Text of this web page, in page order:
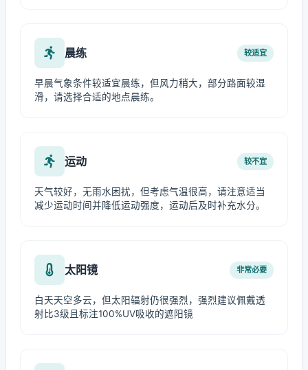
晨练 较适宜
早晨气象条件较适宜晨练，但风力稍大，部分路面较湿
滑，请选择合适的地点晨练。
运动 较不宜
天气较好，无雨水困扰，但考虑气温很高，请注意适当
减少运动时间并降低运动强度，运动后及时补充水分。
太阳镜 非常必要
白天天空多云，但太阳辐射仍很强烈，强烈建议佩戴透
射比3级且标注100%UV吸收的遮阳镜